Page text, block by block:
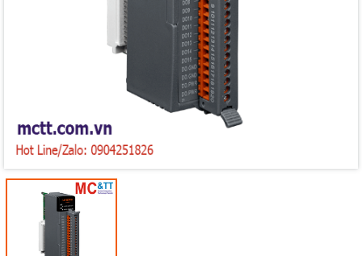
Ngày hết hạn:
Điều kiện: